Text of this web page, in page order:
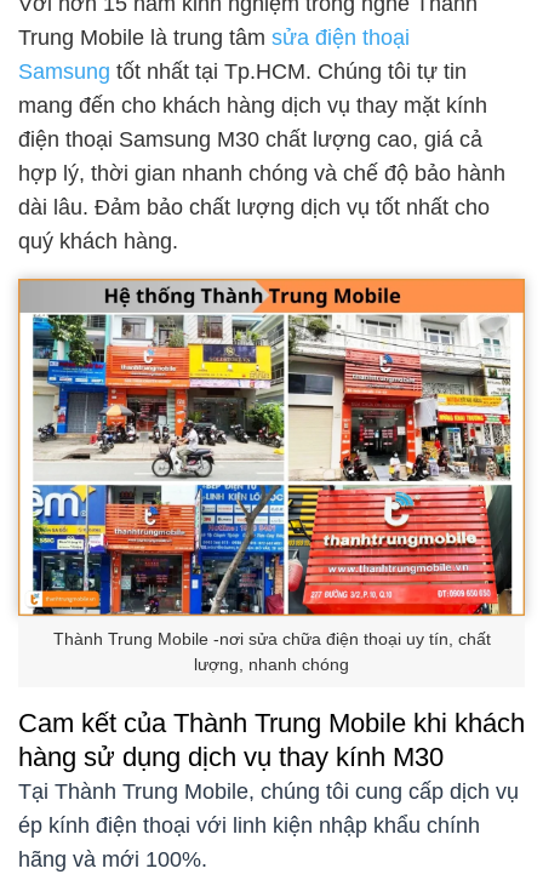
Trung Mobile là trung tâm sửa điện thoại
Samsung tốt nhất tại Tp.HCM. Chúng tôi tự tin
mang đến cho khách hàng dịch vụ thay mặt kính
điện thoại Samsung M30 chất lượng cao, giá cả
hợp lý, thời gian nhanh chóng và chế độ bảo hành
dài lâu. Đảm bảo chất lượng dịch vụ tốt nhất cho
quý khách hàng.
Thành Trung Mobile -nơi sửa chữa điện thoại uy tín, chất
lượng, nhanh chóng
Cam kết của Thành Trung Mobile khi khách
hàng sử dụng dịch vụ thay kính M30
Tại Thành Trung Mobile, chúng tôi cung cấp dịch vụ
ép kính điện thoại với linh kiện nhập khẩu chính
hãng và mới 100%.